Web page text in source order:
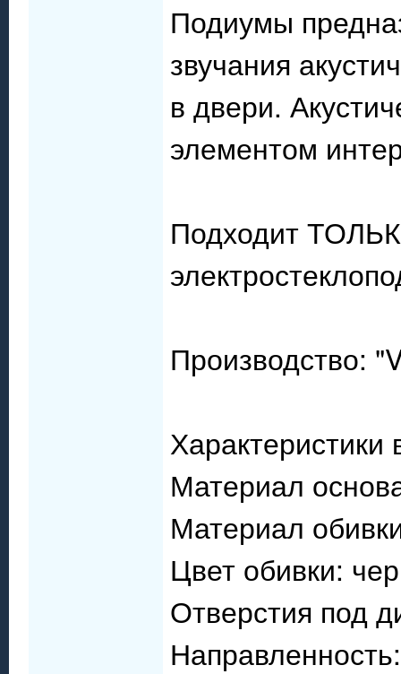
Подиумы
звучания
в двери.
элементом
Подходит
Производство:
Материал
Материал
Цвет обивки:
Отверстия под